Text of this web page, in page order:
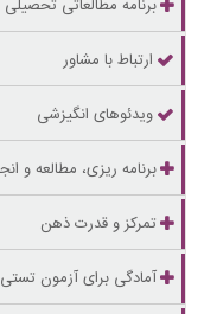
برنامه مطالعاتی تحصیلی
ارتباط با مشاور
ویدئوهای انگیزشی
برنامه ریزی، مطالعه و
تمرکز و قدرت ذهن
آمادگی برای آزمون